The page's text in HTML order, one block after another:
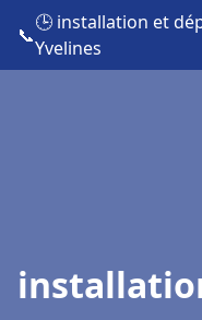
📞
🕒 installation et
Yvelines